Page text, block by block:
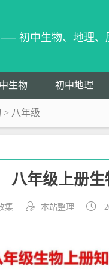
── 初中生物、地理、
生物 初中地理
> 八年级
八年级上册
集 本站整理